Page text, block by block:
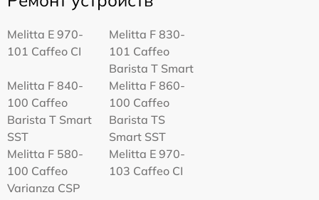
Melitta Е 970-
101 Caffeo CI
Melitta F 830-
101 Caffeo
Barista T Smart
Melitta F 840-
100 Caffeo
Barista T Smart
SST
Melitta F 860-
100 Caffeo
Barista TS
Smart SST
Melitta F 580-
100 Caffeo
Varianza CSP
Melitta Е 970-
103 Caffeo CI